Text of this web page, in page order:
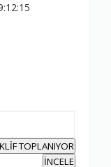
TOPLANIYOR
İNCELE